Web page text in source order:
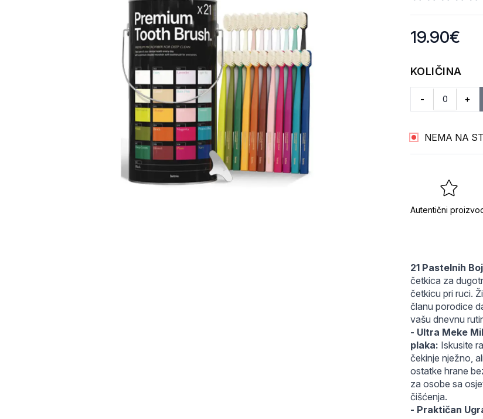
Product
19.90€
KOLIČINA
- +
NEMA NA
Autentični
21 Pastelnih
četkica za
četkicu pri ruci.
članu porodice
vašu dnevnu
- Ultra Meke
plaka: Iskusite
čekinje nježno,
ostatke hrane
za osobe sa
čišćenja.
- Praktičan